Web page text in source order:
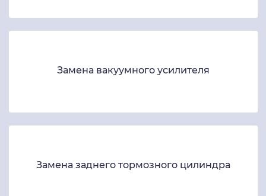
Замена вакуумного усилителя
Замена заднего тормозного цилиндра